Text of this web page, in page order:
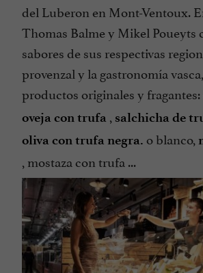
del Luberon en Mont-Ventoux.
Thomas Balme y Mikel Poueyts
sabores de sus respectivas
provenzal y la gastronomía
productos originales y fragantes:
oveja con trufa , salchicha de
oliva con trufa negra. o blanco,
, mostaza con trufa ...